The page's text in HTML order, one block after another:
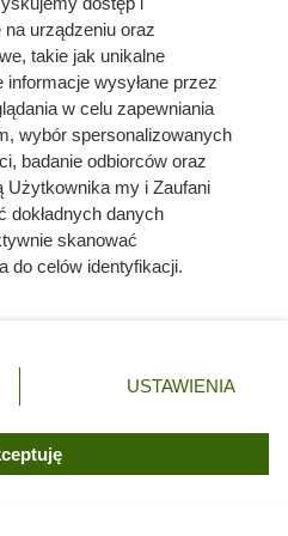
magnatka XVII
do pierwszych
teraz posadzić te kwiaty
urządzeniu oraz
takie jak unikalne
wysyłane przez
w celu zapewniania
wybór spersonalizowanych
badanie odbiorców oraz
Użytkownika my i Zaufani
dokładnych danych
skanować
do celów identyfikacji.
ustawień prywatności
rogu strony. Niektóre
sprzeciwić się takiemu
miały zastosowania tylko
USTAWIENIA